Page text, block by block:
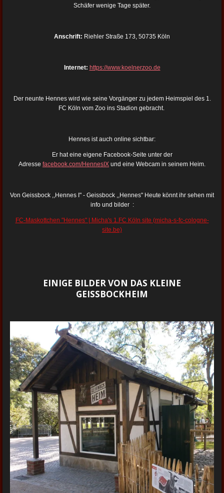
Schäfer wenige Tage später.
Anschrift: Riehler Straße 173, 50735 Köln
Internet: https://www.koelnerzoo.de
Der neunte Hennes wird wie seine Vorgänger zu jedem Heimspiel des 1.
FC Köln vom Zoo ins Stadion gebracht.
Hennes ist auch online sichtbar:
Er hat eine eigene Facebook-Seite unter der
Adresse facebook.com/HennesIX und eine Webcam in seinem Heim.
Von Geissbock ,,Hennes I" - Geissbock ,,Hennes" Heute könnt ihr sehen mit
info und bilder :
FC-Maskottchen "Hennes" | Micha's 1.FC Köln site (micha-s-fc-cologne-
site.be)
EINIGE BILDER VON DAS KLEINE
GEISSBOCKHEIM